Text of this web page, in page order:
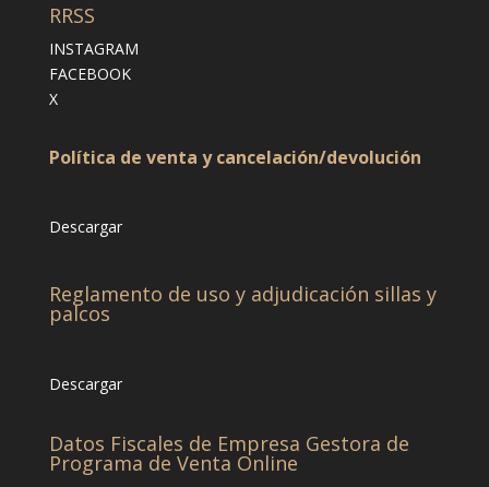
RRSS
INSTAGRAM
FACEBOOK
X
Política de venta y cancelación/devolución
Descargar
Reglamento de uso y adjudicación sillas y
palcos
Descargar
Datos Fiscales de Empresa Gestora de
Programa de Venta Online